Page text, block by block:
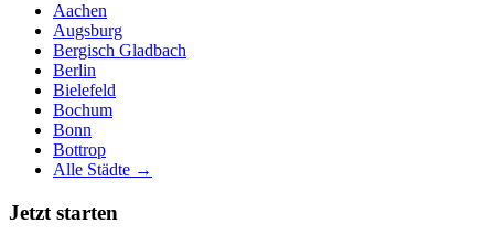
Aachen
Augsburg
Bergisch Gladbach
Berlin
Bielefeld
Bochum
Bonn
Bottrop
Alle Städte →
Jetzt starten